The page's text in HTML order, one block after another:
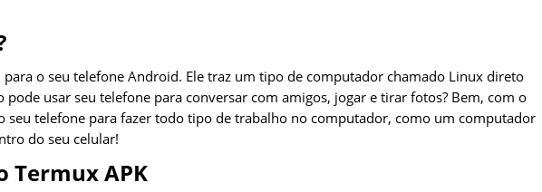
o seu telefone Android. Ele traz um tipo de computador chamado Linux direto
pode usar seu telefone para conversar com amigos, jogar e tirar fotos? Bem, com o
seu telefone para fazer todo tipo de trabalho no computador, como um computador
do seu celular!
Termux APK